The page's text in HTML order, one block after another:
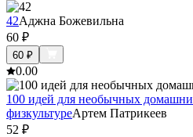
42Аджна Божевильна
60 ₽
60 ₽
0.00
100 идей для необычных
физкультуреАртем Патрикеев
52 ₽